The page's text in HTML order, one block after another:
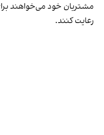
مشتریان خود می‌خواهند
رعایت کنند.